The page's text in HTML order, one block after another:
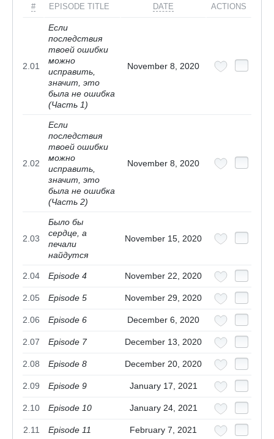
# EPISODE TITLE DATE ACTIONS
2.01
Если
последствия
твоей ошибки
можно
исправить,
значит, это
была не ошибка
(Часть 1)
November 8, 2020
2.02
Если
последствия
твоей ошибки
можно
исправить,
значит, это
была не ошибка
(Часть 2)
November 8, 2020
2.03
Было бы
сердце, а
печали
найдутся
November 15, 2020
2.04 Episode 4 November 22, 2020
2.05 Episode 5 November 29, 2020
2.06 Episode 6 December 6, 2020
2.07 Episode 7 December 13, 2020
2.08 Episode 8 December 20, 2020
2.09 Episode 9 January 17, 2021
2.10 Episode 10 January 24, 2021
2.11 Episode 11 February 7, 2021